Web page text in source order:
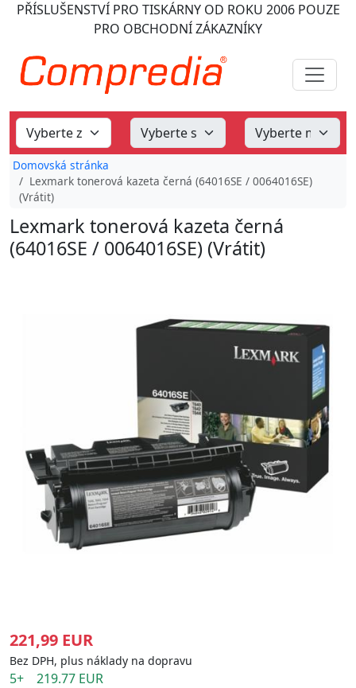
PŘÍSLUŠENSTVÍ PRO TISKÁRNY OD ROKU 2006POUZE
PRO OBCHODNÍ ZÁKAZNÍKY
Domovská stránka
Lexmark tonerová kazeta černá (64016SE / 0064016SE)
(Vrátit)
Lexmark tonerová kazeta černá
(64016SE / 0064016SE) (Vrátit)
221,99 EUR
Bez DPH, plus náklady na dopravu
5+ 219.77 EUR